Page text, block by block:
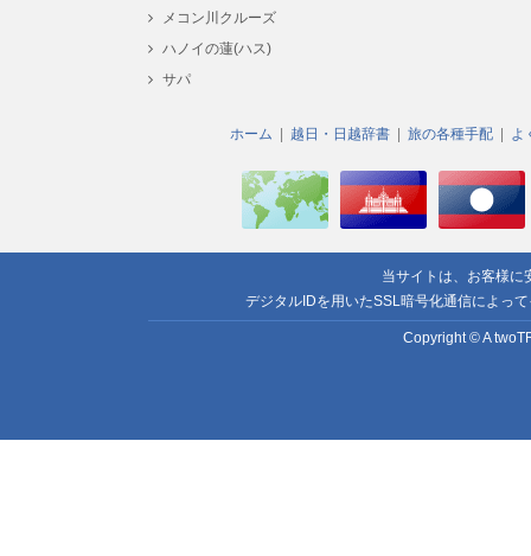
メコン川クルーズ
ハノイの蓮(ハス)
サパ
ホーム 越日・日越辞書 旅の各種手配 よ
当サイトは、お客様に
デジタルIDを用いたSSL暗号化通信によっ
Copyright © A